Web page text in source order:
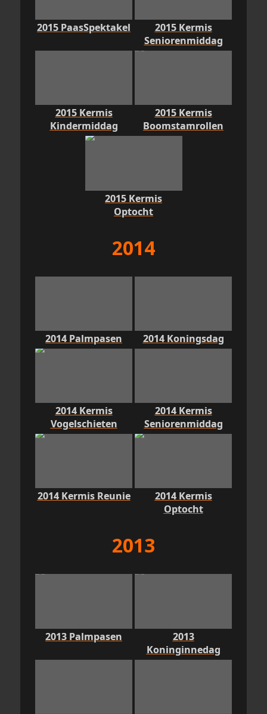
2015 PaasSpektakel
2015 Kermis
Seniorenmiddag
2015 Kermis
Kindermiddag
2015 Kermis
Boomstamrollen
2015 Kermis
Optocht
2014
2014 Palmpasen 2014 Koningsdag
2014 Kermis
Vogelschieten
2014 Kermis
Seniorenmiddag
2014 Kermis Reunie
2014 Kermis
Optocht
2013
2013 Palmpasen
2013
Koninginnedag